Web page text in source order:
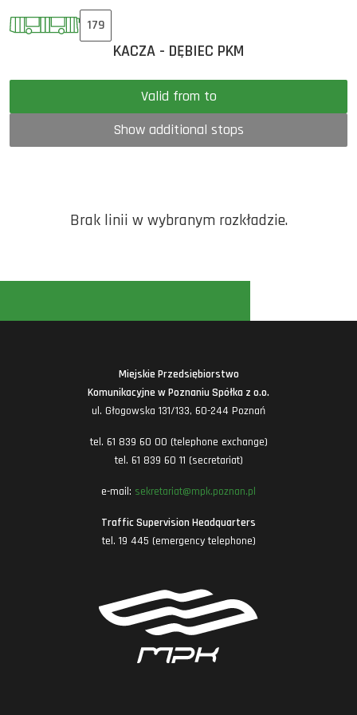
179
KACZA - DĘBIEC PKM
Valid from to
Show additional stops
Brak linii w wybranym rozkładzie.
Miejskie Przedsiębiorstwo
Komunikacyjne w Poznaniu Spółka z o.o.
ul. Głogowska 131/133, 60-244 Poznań
tel. 61 839 60 00 (telephone exchange)
tel. 61 839 60 11 (secretariat)
e-mail: sekretariat@mpk.poznan.pl
Traffic Supervision Headquarters
tel. 19 445 (emergency telephone)